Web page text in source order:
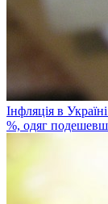
Інфляція в
%, одяг